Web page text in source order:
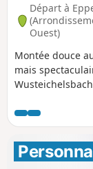
Départ à
Ouest)
Montée douce
mais
fréquentée). On
Rocher de
rochers du